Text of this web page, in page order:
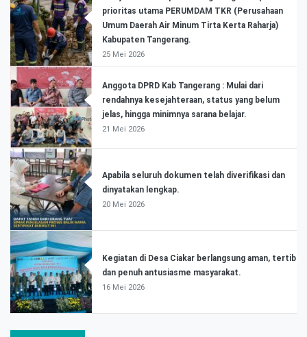
prioritas utama PERUMDAM TKR (Perusahaan
Umum Daerah Air Minum Tirta Kerta Raharja)
Kabupaten Tangerang.
25 Mei 2026
Anggota DPRD Kab Tangerang : Mulai dari
rendahnya kesejahteraan, status yang belum
jelas, hingga minimnya sarana belajar.
21 Mei 2026
Apabila seluruh dokumen telah diverifikasi dan
dinyatakan lengkap.
20 Mei 2026
Kegiatan di Desa Ciakar berlangsung aman, tertib
dan penuh antusiasme masyarakat.
16 Mei 2026